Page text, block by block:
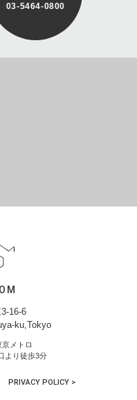
03-5464-0800
16-6
ku,Tokyo
メトロ
より徒歩3分
PRIVACY POLICY >